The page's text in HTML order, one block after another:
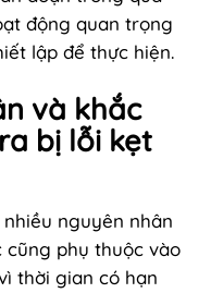
động quan trọng
lập để thực hiện.
và khắc
bị lỗi kẹt
nguyên nhân
cũng phụ thuộc vào
thời gian có hạn